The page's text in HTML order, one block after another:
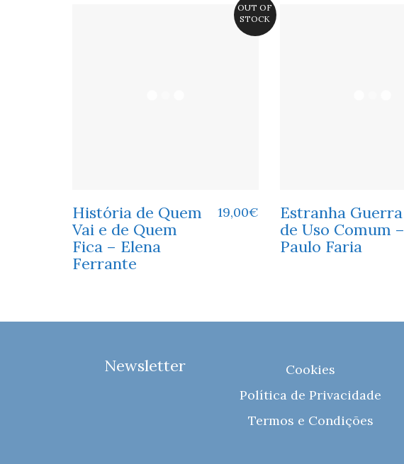
OUT OF
STOCK
História de Quem
Vai e de Quem
Fica – Elena
Ferrante
19,00€
Estranha Guerra
de Uso Comum –
Paulo Faria
Newsletter
Cookies
Política de Privacidade
Termos e Condições